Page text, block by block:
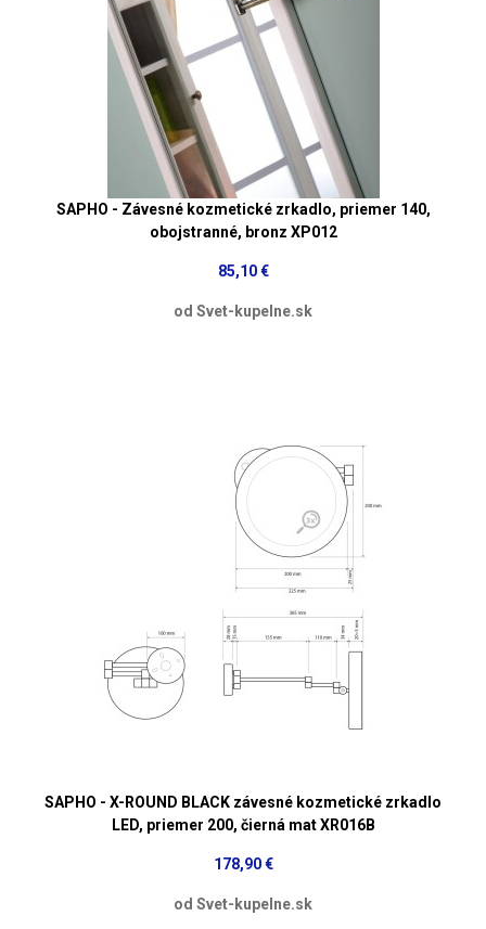
SAPHO - Závesné kozmetické zrkadlo, priemer 140,
obojstranné, bronz XP012
85,10 €
od Svet-kupelne.sk
SAPHO - X-ROUND BLACK závesné kozmetické zrkadlo
LED, priemer 200, čierná mat XR016B
178,90 €
od Svet-kupelne.sk